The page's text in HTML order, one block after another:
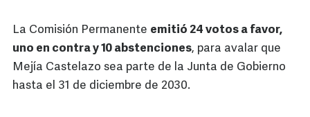
La Comisión Permanente emitió 24 votos a favor,
uno en contra y 10 abstenciones, para avalar que
Mejía Castelazo sea parte de la Junta de Gobierno
hasta el 31 de diciembre de 2030.